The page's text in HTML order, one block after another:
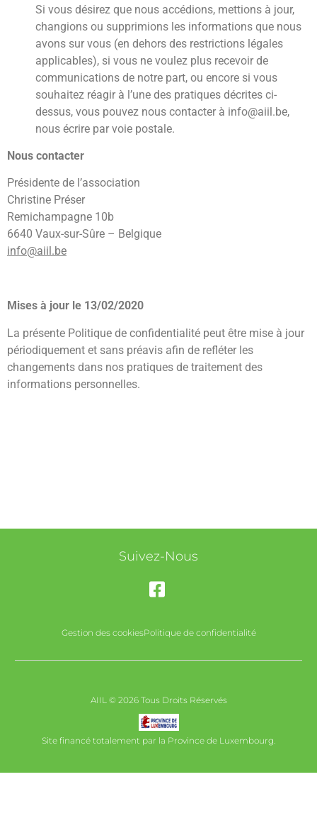
Si vous désirez que nous accédions, mettions à jour,
changions ou supprimions les informations que nous
avons sur vous (en dehors des restrictions légales
applicables), si vous ne voulez plus recevoir de
communications de notre part, ou encore si vous
souhaitez réagir à l’une des pratiques décrites ci-
dessus, vous pouvez nous contacter à info@aiil.be,
nous écrire par voie postale.
Nous contacter
Présidente de l’association
Christine Préser
Remichampagne 10b
6640 Vaux-sur-Sûre – Belgique
info@aiil.be
Mises à jour le 13/02/2020
La présente Politique de confidentialité peut être mise à jour
périodiquement et sans préavis afin de refléter les
changements dans nos pratiques de traitement des
informations personnelles.
Suivez-Nous
Gestion des cookiesPolitique de confidentialité
AIIL © 2026 Tous Droits Réservés
Site financé totalement par la Province de Luxembourg.